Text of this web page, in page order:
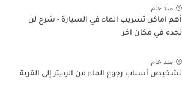
منذ عام
أهم اماكن تسريب الماء في السيارة - شرح لن
تجده في مكان اخر
منذ عام
تشخيص أسباب رجوع الماء من الرديتر إلى القربة